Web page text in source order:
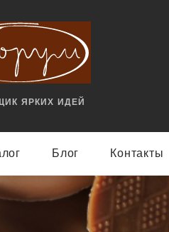
ЯРКИX ИДЕЙ
Блог Контакты